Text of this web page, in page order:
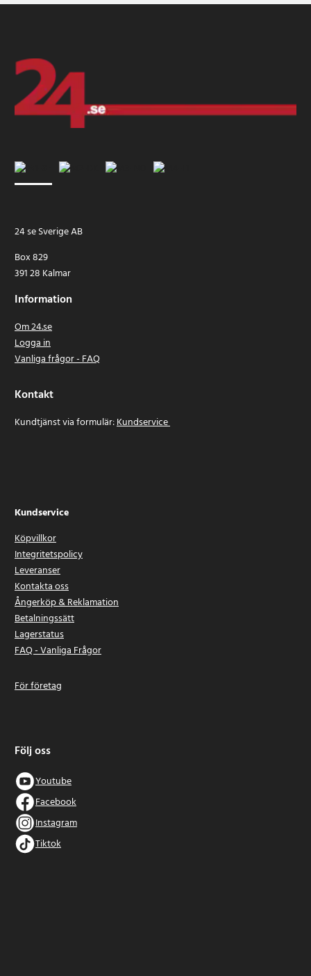
24 se Sverige AB
Box 829
391 28 Kalmar
Information
Om 24.se
Logga in
Vanliga frågor - FAQ
Kontakt
Kundtjänst via formulär:Kundservice
Kundservice
Köpvillkor
Integritetspolicy
Leveranser
Kontakta oss
Ångerköp & Reklamation
Betalningssätt
Lagerstatus
FAQ - Vanliga Frågor
För företag
Följ oss
Youtube
Facebook
Instagram
Tiktok